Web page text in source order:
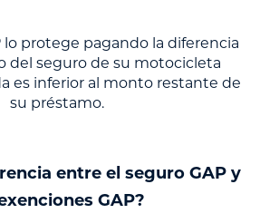
lo protege pagando la diferencia
del seguro de su motocicleta
es inferior al monto restante de
su préstamo.
entre el seguro GAP y
GAP?